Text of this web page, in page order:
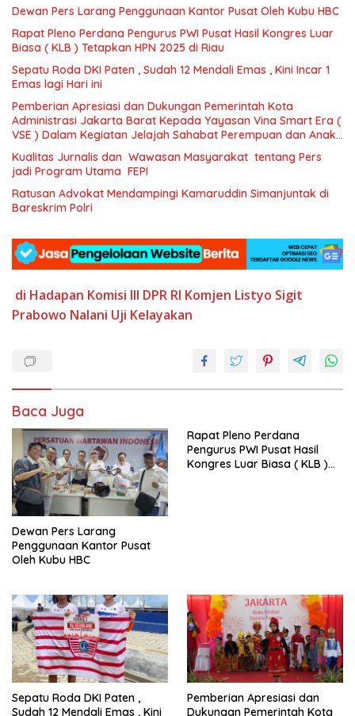
Dewan Pers Larang Penggunaan Kantor Pusat Oleh Kubu HBC
Rapat Pleno Perdana Pengurus PWI Pusat Hasil Kongres Luar
Biasa ( KLB ) Tetapkan HPN 2025 di Riau
Sepatu Roda DKI Paten , Sudah 12 Mendali Emas , Kini Incar 1
Emas lagi Hari ini
Pemberian Apresiasi dan Dukungan Pemerintah Kota
Administrasi Jakarta Barat Kepada Yayasan Vina Smart Era (
VSE ) Dalam Kegiatan Jelajah Sahabat Perempuan dan Anak (
SAPA )
Kualitas Jurnalis dan Wawasan Masyarakat tentang Pers
jadi Program Utama FEPI
Ratusan Advokat Mendampingi Kamaruddin Simanjuntak di
Bareskrim Polri
di Hadapan Komisi III DPR RI Komjen Listyo Sigit
Prabowo Nalani Uji Kelayakan
Baca Juga
Dewan Pers Larang
Penggunaan Kantor Pusat
Oleh Kubu HBC
Rapat Pleno Perdana
Pengurus PWI Pusat Hasil
Kongres Luar Biasa ( KLB )
Sepatu Roda DKI Paten ,
Sudah 12 Mendali Emas , Kini
Pemberian Apresiasi dan
Dukungan Pemerintah Kota